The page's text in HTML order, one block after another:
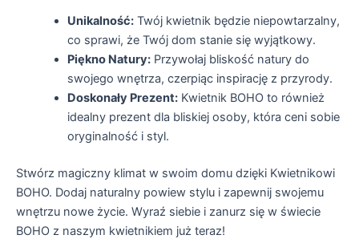
Unikalność:Twój kwietnik będzie niepowtarzalny,
co sprawi, że Twój dom stanie się wyjątkowy.
Piękno Natury:Przywołaj bliskość natury do
swojego wnętrza, czerpiąc inspirację z przyrody.
Doskonały Prezent:Kwietnik BOHO to również
idealny prezent dla bliskiej osoby, która ceni sobie
oryginalność i styl.
Stwórz magiczny klimat w swoim domu dzięki Kwietnikowi
BOHO. Dodaj naturalny powiew stylu i zapewnij swojemu
wnętrzu nowe życie. Wyraź siebie i zanurz się w świecie
BOHO z naszym kwietnikiem już teraz!